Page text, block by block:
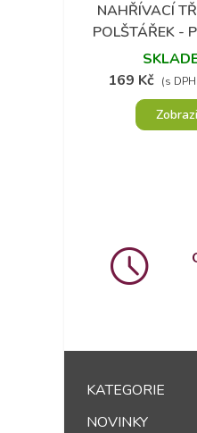
Přidat do
NAHŘÍVACÍ
POLŠTÁŘEK -
169 Kč (s
KATEGORIE
NOVINKY